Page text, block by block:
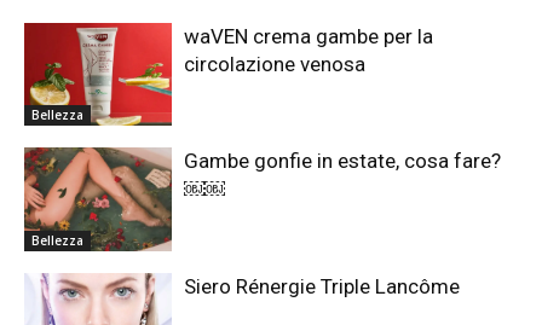
Bellezza
waVEN crema gambe per la
circolazione venosa
Bellezza
Gambe gonfie in estate, cosa fare?
￼￼
Siero Rénergie Triple Lancôme